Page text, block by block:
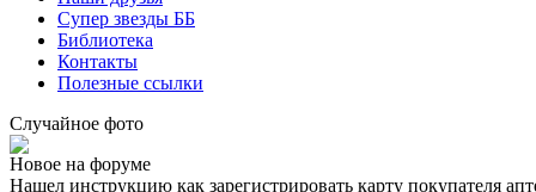
Супер звезды ББ
Библиотека
Контакты
Полезные ссылки
Случайное фото
Новое на форуме
Нашел инструкцию как зарегистрировать карту покупателя